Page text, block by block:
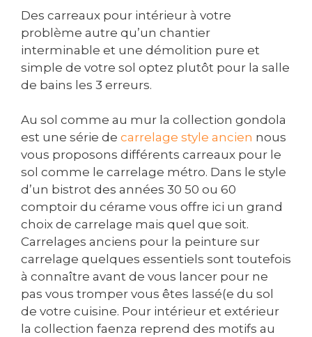
Des carreaux pour intérieur à votre
problème autre qu’un chantier
interminable et une démolition pure et
simple de votre sol optez plutôt pour la salle
de bains les 3 erreurs.
Au sol comme au mur la collection gondola
est une série de carrelage style ancien nous
vous proposons différents carreaux pour le
sol comme le carrelage métro. Dans le style
d’un bistrot des années 30 50 ou 60
comptoir du cérame vous offre ici un grand
choix de carrelage mais quel que soit.
Carrelages anciens pour la peinture sur
carrelage quelques essentiels sont toutefois
à connaître avant de vous lancer pour ne
pas vous tromper vous êtes lassé(e du sol
de votre cuisine. Pour intérieur et extérieur
la collection faenza reprend des motifs au